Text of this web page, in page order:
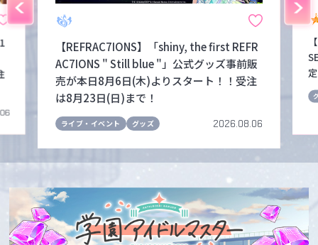
【REFRAC7IONS】「shiny, the first REFR
AC7IONS " Still blue "」公式グッズ事前販
売が本日8月6日(木)よりスタート！！受注
は8月23日(日)まで！
ライブ・イベント グッズ 2026.08.06